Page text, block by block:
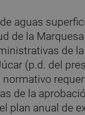
aguas
de la
de
(p.d. del
de la
plan anual de